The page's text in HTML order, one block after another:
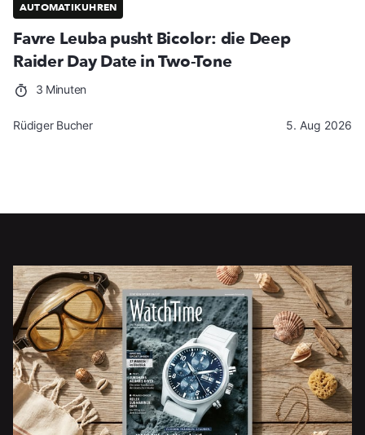
AUTOMATIKUHREN
Favre Leuba pusht Bicolor: die Deep
Raider Day Date in Two-Tone
3 Minuten
Rüdiger Bucher 5. Aug 2026